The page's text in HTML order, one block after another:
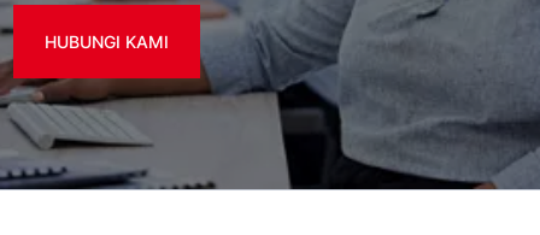
HUBUNGI KAMI